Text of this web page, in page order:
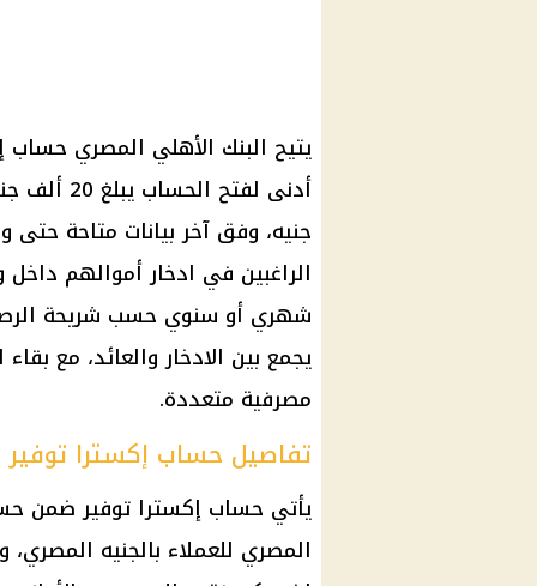
يتيح البنك الأهلي المصري
جنيه، وفق آخر بيانات متاحة
الراغبين في ادخارأموالهم داخل
شهري أو سنوي حسب شريحة
يجمع بين الادخاروالعائد، مع
مصرفية متعددة.
تفاصيل حساب إكسترا توفير
يأتي حساب إكسترا توفير ضمن
المصري للعملاء بالجنيه